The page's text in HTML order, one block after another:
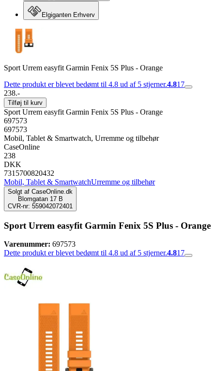
Elgiganten Erhverv
Sport Urrem easyfit Garmin Fenix 5S Plus - Orange
Dette produkt er blevet bedømt til 4.8 ud af 5 stjerner.4.817
238.-
Tilføj til kurv
Sport Urrem easyfit Garmin Fenix 5S Plus - Orange
697573
697573
Mobil, Tablet & Smartwatch, Urremme og tilbehør
CaseOnline
238
DKK
7315700820432
Mobil, Tablet & SmartwatchUrremme og tilbehør
Solgt af CaseOnline.dk
Blomgatan 17 B
CVR-nr: 559042072401
Sport Urrem easyfit Garmin Fenix 5S Plus - Orange
Varenummer: 697573
Dette produkt er blevet bedømt til 4.8 ud af 5 stjerner.4.817